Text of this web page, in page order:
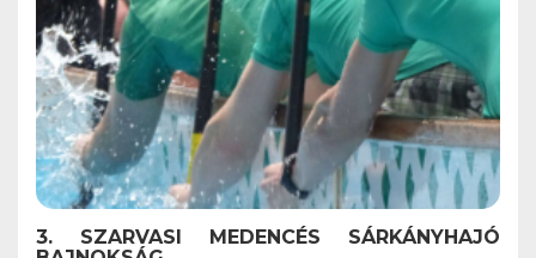
3. SZARVASI MEDENCÉS SÁRKÁNYHAJÓ